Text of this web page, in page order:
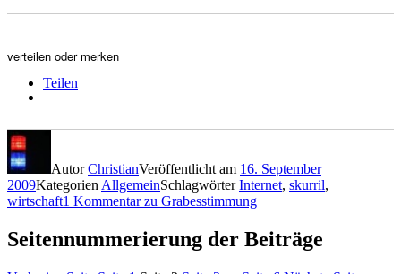
verteilen oder merken
Teilen
AutorChristianVeröffentlicht am 16. September
2009Kategorien AllgemeinSchlagwörterInternet, skurril,
wirtschaft1 Kommentarzu Grabesstimmung
Seitennummerierung der Beiträge